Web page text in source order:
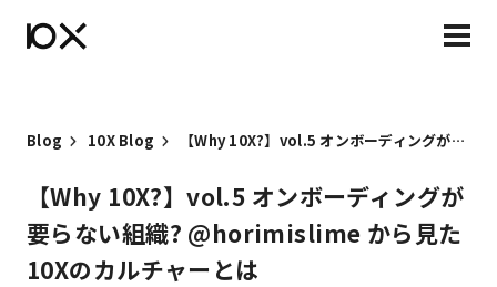
Blog 10X Blog 【Why 10X?】vol.5 オンボーディングが要らない組織? @horimislime から見た10Xのカルチャーとは
【Why 10X?】vol.5 オンボーディングが
要らない組織? @horimislime から見た
10Xのカルチャーとは